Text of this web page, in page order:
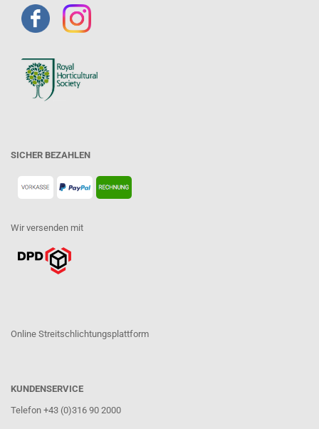
SICHER BEZAHLEN
Wir versenden mit
Online Streitschlichtungsplattform
KUNDENSERVICE
Telefon +43 (0)316 90 2000